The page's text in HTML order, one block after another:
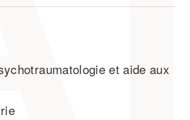
et aide aux